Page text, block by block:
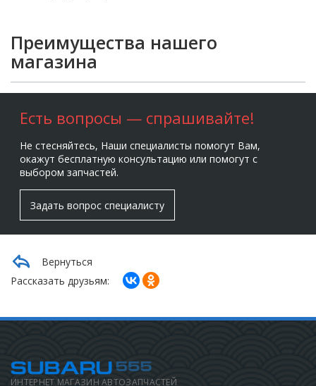
Преимущества нашего
магазина
Есть вопросы — спрашивайте!
Не стесняйтесь, Наши специалисты помогут Вам,
окажут бесплатную консультацию или помогут с
выбором запчастей.
Задать вопрос специалисту
Вернуться
Рассказать друзьям:
ИНТЕРНЕТ МАГАЗИН АВТОЗАПЧАСТЕЙ